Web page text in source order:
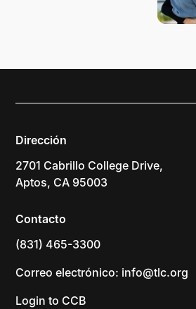
Dirección
2701 Cabrillo College Drive,
Aptos, CA 95003
Contacto
(831) 465-3300
Correo electrónico: info@tlc.org
Login to CCB